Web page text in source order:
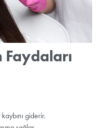
giderir.